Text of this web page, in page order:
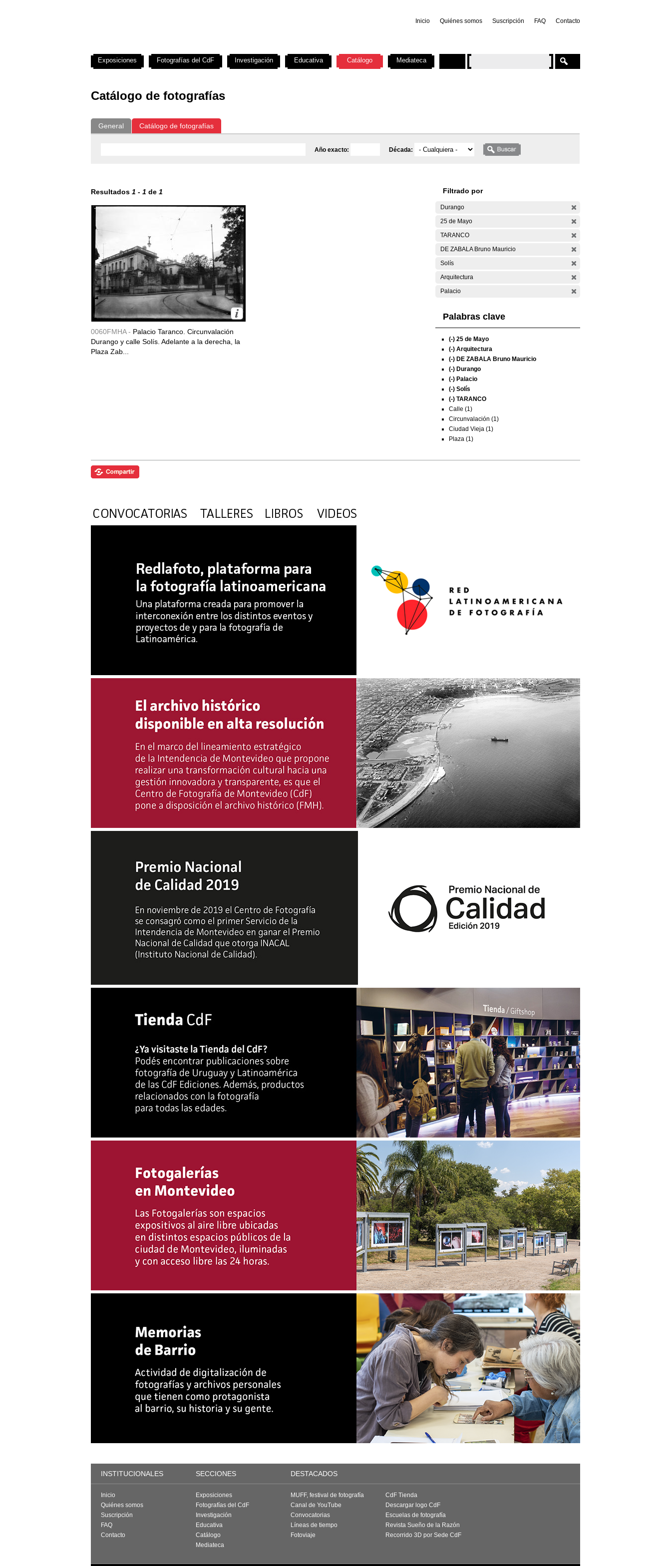
Inicio Quiénes somos Suscripción FAQ Contacto
Catálogo de fotografías
General Catálogo de fotografías
Año exacto: Década:
Resultados 1 - 1 de 1
0060FMHA - Palacio Taranco. Circunvalación
Durango y calle Solís. Adelante a la derecha, la
Plaza Zab...
Filtrado por
Durango
25 de Mayo
TARANCO
DE ZABALA Bruno Mauricio
Solís
Arquitectura
Palacio
Palabras clave
(-) 25 de Mayo
(-) Arquitectura
(-) DE ZABALA Bruno Mauricio
(-) Durango
(-) Palacio
(-) Solís
(-) TARANCO
Calle (1)
Circunvalación (1)
Ciudad Vieja (1)
Plaza (1)
Exposiciones Fotografías del CdF Investigación Educativa Catálogo Mediateca
INSTITUCIONALES SECCIONES DESTACADOS
Inicio
Quiénes somos
Suscripción
FAQ
Contacto
Exposiciones
Fotografías del CdF
Investigación
Educativa
Catálogo
Mediateca
MUFF, festival de fotografía
Canal de YouTube
Convocatorias
Líneas de tiempo
Fotoviaje
CdF Tienda
Descargar logo CdF
Escuelas de fotografía
Revista Sueño de la Razón
Recorrido 3D por Sede CdF